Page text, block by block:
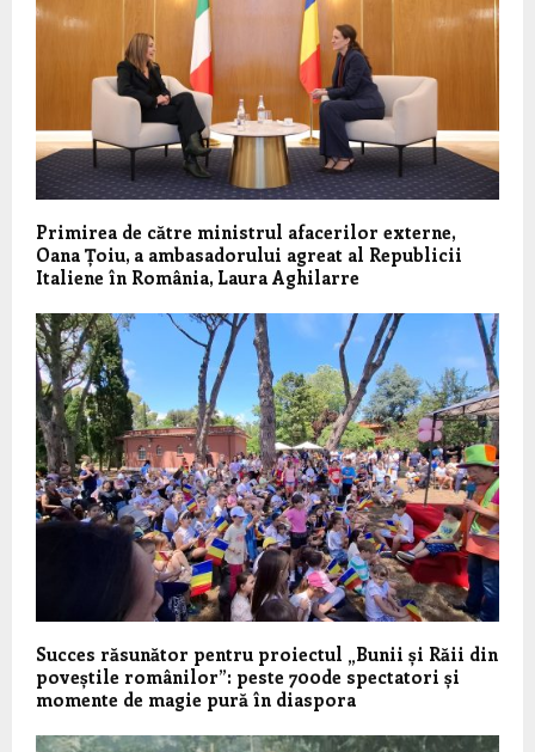
Primirea de către ministrul afacerilor externe,
Oana Țoiu, a ambasadorului agreat al Republicii
Italiene în România, Laura Aghilarre
Succes răsunător pentru proiectul „Bunii și Răii din
poveștile românilor”: peste 700de spectatori și
momente de magie pură în diaspora